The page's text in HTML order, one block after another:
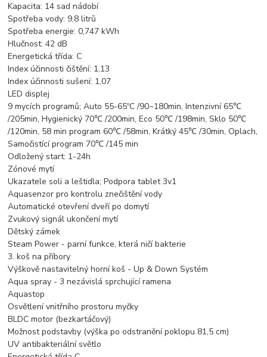
Kapacita: 14 sad nádobí
Spotřeba vody: 9,8 litrů
Spotřeba energie: 0,747 kWh
Hlučnost: 42 dB
Energetická třída: C
Index účinnosti čištění: 1,13
Index účinnosti sušení: 1,07
LED displej
9 mycích programů; Auto 55-65ºC /90~180min, Intenzivní 65℃
/205min, Hygienický 70℃ /200min, Eco 50℃ /198min, Sklo 50℃
/120min, 58 min program 60℃ /58min, Krátký 45℃ /30min, Oplach,
Samočistící program 70℃ /145 min
Odložený start: 1-24h
Zónové mytí
Ukazatele soli a leštidla; Podpora tablet 3v1
Aquasenzor pro kontrolu znečištění vody
Automatické otevření dveří po domytí
Zvukový signál ukončení mytí
Dětský zámek
Steam Power - parní funkce, která ničí bakterie
3. koš na příbory
Výškově nastavitelný horní koš - Up & Down Systém
Aqua spray - 3 nezávislá sprchující ramena
Aquastop
Osvětlení vnitřního prostoru myčky
BLDC motor (bezkartáčový)
Možnost podstavby (výška po odstranění poklopu 81,5 cm)
UV antibakteriální světlo